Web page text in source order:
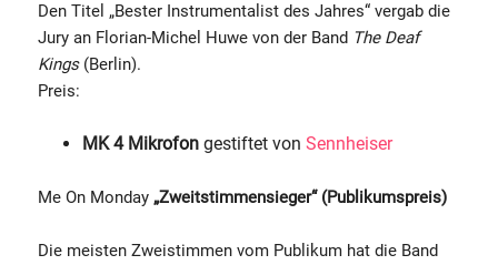
Den Titel „Bester Instrumentalist des Jahres“ vergab die
Jury an Florian-Michel Huwe von der Band The Deaf
Kings(Berlin).
Preis:
MK 4 Mikrofon gestiftet von Sennheiser
Me On Monday „Zweitstimmensieger“ (Publikumspreis)
Die meisten Zweistimmen vom Publikum hat die Band